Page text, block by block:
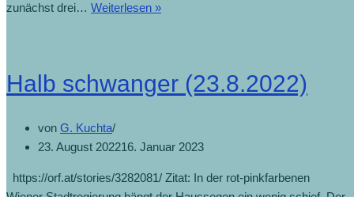
zunächst drei… Weiterlesen »
Halb schwanger (23.8.2022)
von G. Kuchta
23. August 202216. Januar 2023
https://orf.at/stories/3282081/ Zitat: In der rot-pinkfarbenen